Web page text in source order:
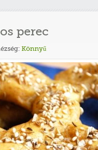
perec
Könnyű